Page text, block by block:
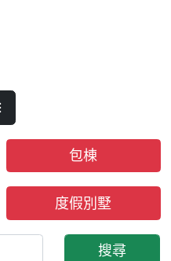
包棟
度假別墅
搜尋